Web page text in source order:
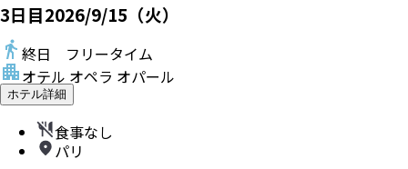
3日目2026/9/15（火）
終日 フリータイム
オテル オペラ オパール
ホテル詳細
食事なし
パリ